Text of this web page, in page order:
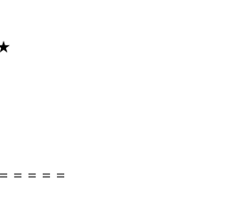
＝＝＝＝